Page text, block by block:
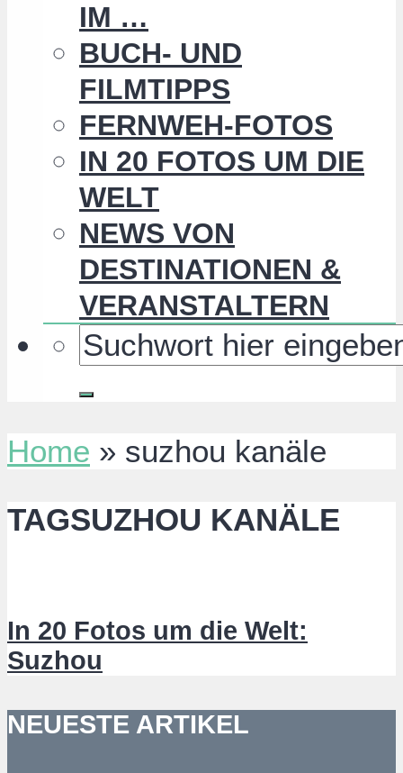
IM …
BUCH- UND
FILMTIPPS
FERNWEH-FOTOS
IN 20 FOTOS UM DIE
WELT
NEWS VON
DESTINATIONEN &
VERANSTALTERN
Home » suzhou kanäle
TAGSUZHOU KANÄLE
In 20 Fotos um die Welt:
Suzhou
NEUESTE ARTIKEL